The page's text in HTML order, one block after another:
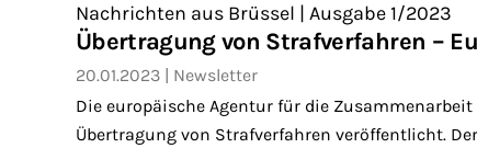
Nachrichten aus Brüssel | Ausgabe 1/2023
Übertragung von Strafverfahren –
20.01.2023
Newsletter
Die europäische Agentur für die
Übertragung von Strafverfahren veröffentlicht.